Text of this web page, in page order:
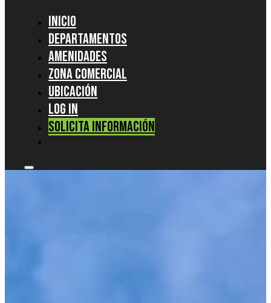
Departamentos
Amenidades
Zona Comercial
Ubicación
Log In
Solicita información